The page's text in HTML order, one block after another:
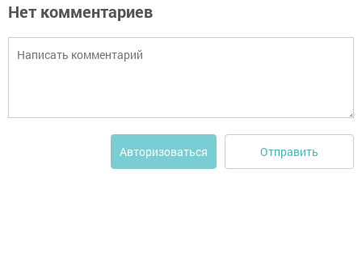
Нет комментариев
Авторизоваться Отправить